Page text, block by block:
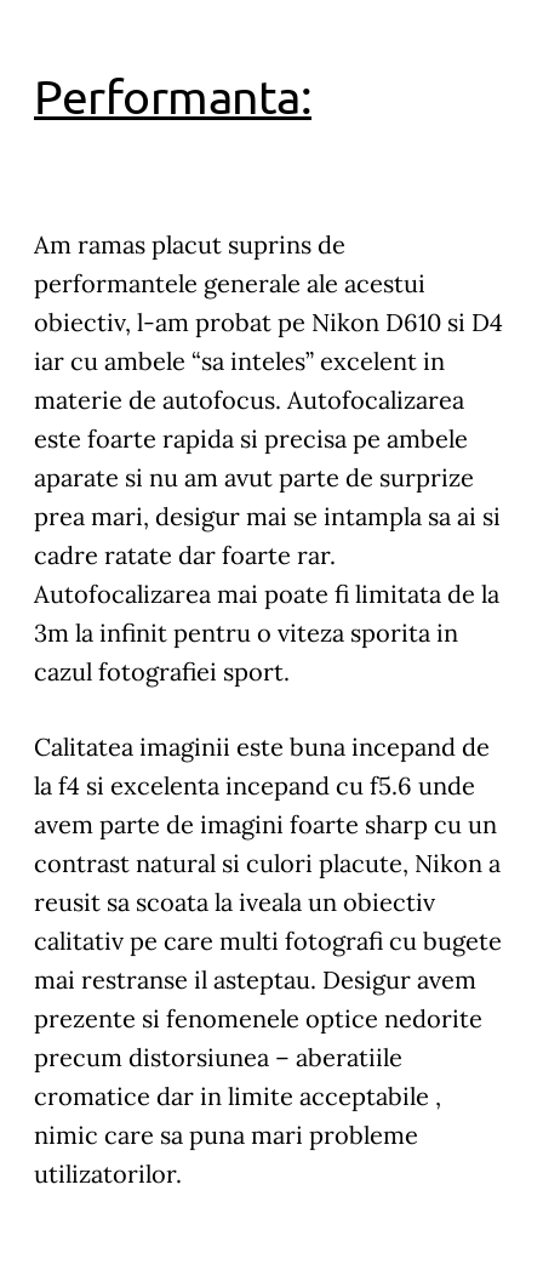
Performanta:
Am ramas placut suprins de
performantele generale ale acestui
obiectiv, l-am probat pe Nikon D610 si D4
iar cu ambele “sa inteles” excelent in
materie de autofocus. Autofocalizarea
este foarte rapida si precisa pe ambele
aparate si nu am avut parte de surprize
prea mari, desigur mai se intampla sa ai si
cadre ratate dar foarte rar.
Autofocalizarea mai poate fi limitata de la
3m la infinit pentru o viteza sporita in
cazul fotografiei sport.
Calitatea imaginii este buna incepand de
la f4 si excelenta incepand cu f5.6 unde
avem parte de imagini foarte sharp cu un
contrast natural si culori placute, Nikon a
reusit sa scoata la iveala un obiectiv
calitativ pe care multi fotografi cu bugete
mai restranse il asteptau. Desigur avem
prezente si fenomenele optice nedorite
precum distorsiunea – aberatiile
cromatice dar in limite acceptabile ,
nimic care sa puna mari probleme
utilizatorilor.